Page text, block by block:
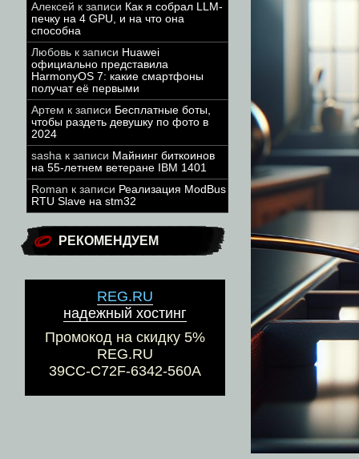
Алексей к записи Как я собрал LLM-
печку на 4 GPU, и на что она
способна
Любовь к записи Huawei
официально представила
HarmonyOS 7: какие смартфоны
получат её первыми
Артем к записи Бесплатные боты,
чтобы раздеть девушку по фото в
2024
sasha к записи Майнинг биткоинов
на 55-летнем ветеране IBM 1401
Roman к записи Реализация ModBus
RTU Slave на stm32
РЕКОМЕНДУЕМ
REG.RU
надежный хостинг
Промокод на скидку 5%
REG.RU
39CC-C72F-6342-560A